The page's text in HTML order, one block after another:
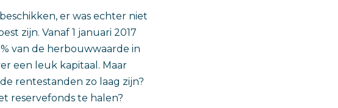
er was echter niet
zijn. Vanaf 1 januari 2017
van de herbouwwaarde in
een leuk kapitaal. Maar
rentestanden zo laag zijn?
reservefonds te halen?